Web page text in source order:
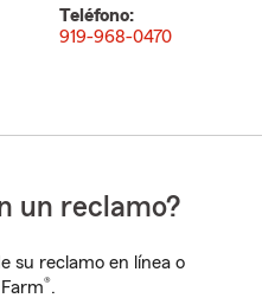
Teléfono:
919-968-0470
un reclamo?
su reclamo en línea o
®.